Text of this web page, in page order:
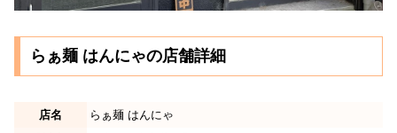
らぁ麺 はんにゃの店舗詳細
店名
らぁ麺 はんにゃ